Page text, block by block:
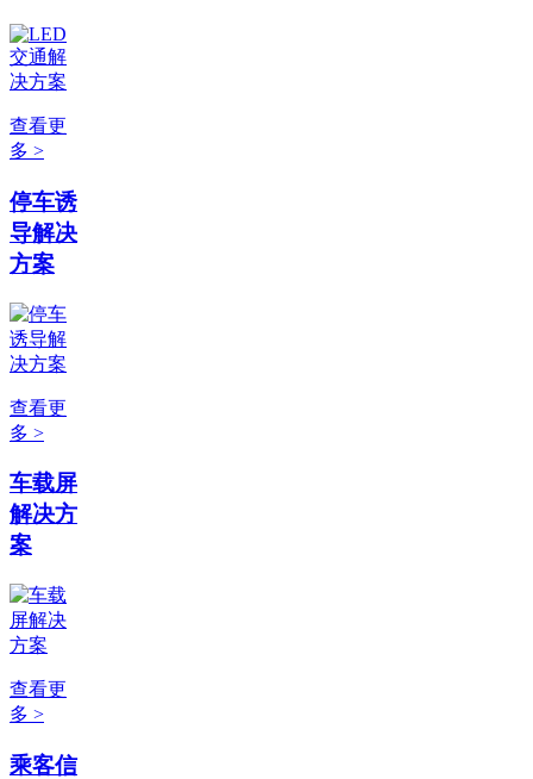
查看更
多 >
停车诱
导解决
方案
查看更
多 >
车载屏
解决方
案
查看更
多 >
乘客信